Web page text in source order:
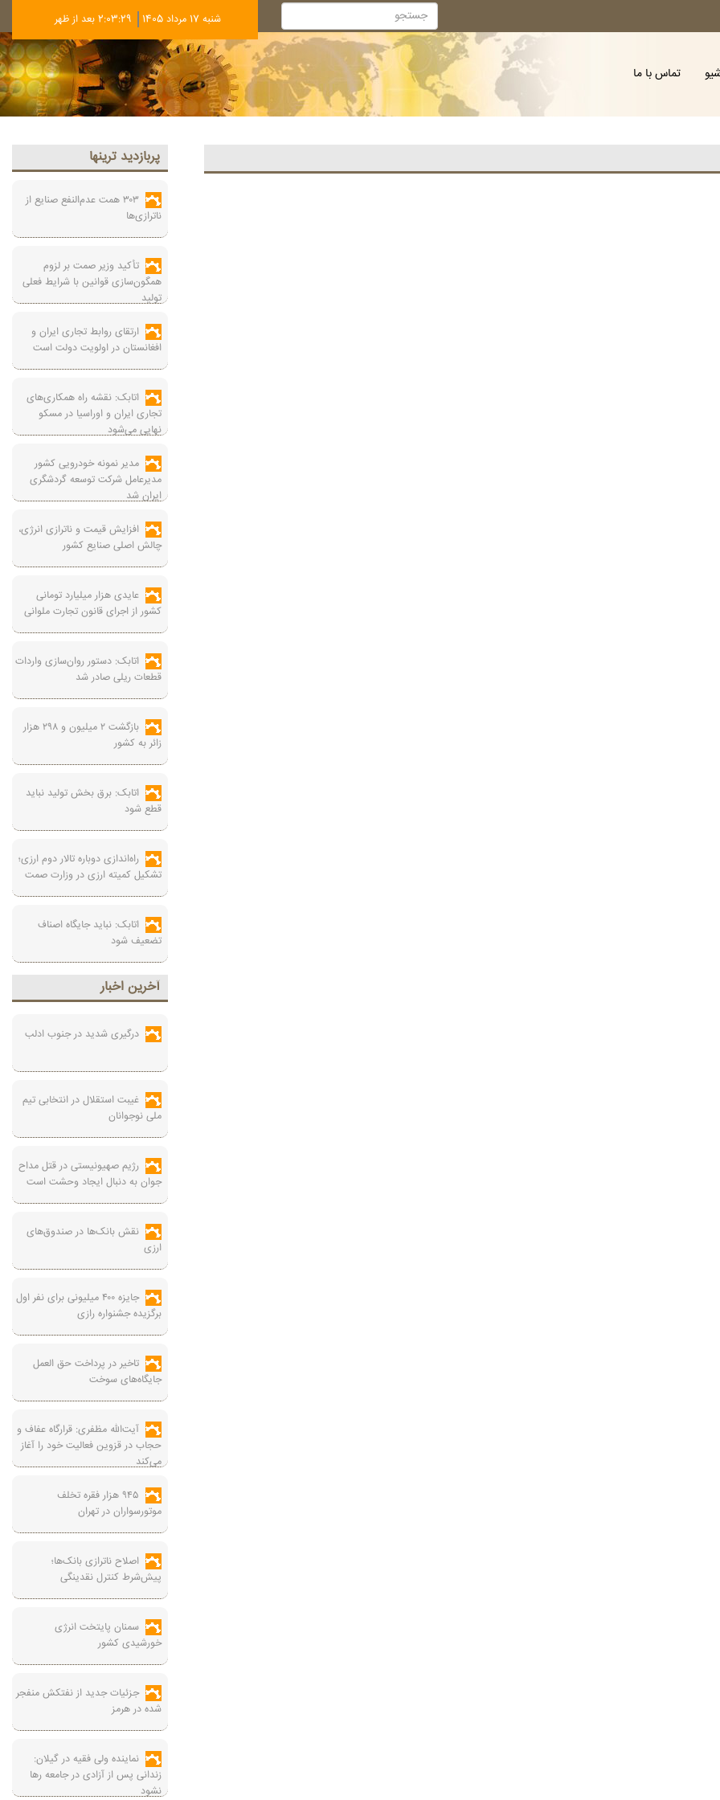
شنبه 17 مرداد 1405 2:03:30 بعد از ظهر
تماس با ما
پربازديد ترينها
۳۰۳ همت عدم‌النفع صنایع از
ناترازی‌ها
تأکید وزیر صمت بر لزوم
همگون‌سازی قوانین با شرایط فعلی
تولید
ارتقای روابط تجاری ایران و
افغانستان در اولویت دولت است
اتابک: نقشه راه همکاری‌های
تجاری ایران و اوراسیا در مسکو
نهایی می‌شود
مدیر نمونه خودرویی کشور
مدیرعامل شرکت توسعه گردشگری
ایران شد
افزایش قیمت و ناترازی انرژی،
چالش اصلی صنایع کشور
عایدی هزار میلیارد تومانی
کشور از اجرای قانون تجارت ملوانی
اتابک: دستور روان‌سازی واردات
قطعات ریلی صادر شد
بازگشت ۲ میلیون و ۲۹۸ هزار
زائر به کشور
اتابک: برق بخش تولید نباید
قطع شود
راه‌اندازی دوباره تالار دوم ارزی؛
تشکیل کمیته ارزی در وزارت صمت
اتابک: نباید جایگاه اصناف
تضعیف شود
آخرين اخبار
درگیری شدید در جنوب ادلب
غیبت استقلال در انتخابی تیم
ملی نوجوانان
رژیم صهیونیستی در قتل مداح
جوان به دنبال ایجاد وحشت است
نقش بانک‌ها در صندوق‌های
ارزی
جایزه ۴۰۰ میلیونی برای نفر اول
برگزیده جشنواره رازی
تاخیر در پرداخت حق العمل
جایگاه‌های سوخت
آیت‌الله مظفری: قرارگاه عفاف و
حجاب در قزوین فعالیت خود را آغاز
می‌کند
۹۴۵ هزار فقره تخلف
موتورسواران در تهران
اصلاح ناترازی بانک‌ها؛
پیش‌شرط کنترل نقدینگی
سمنان پایتخت انرژی
خورشیدی کشور
جزئیات جدید از نفتکش منفجر
شده در هرمز
نماینده ولی فقیه در گیلان:
زندانی پس از آزادی در جامعه رها
نشود